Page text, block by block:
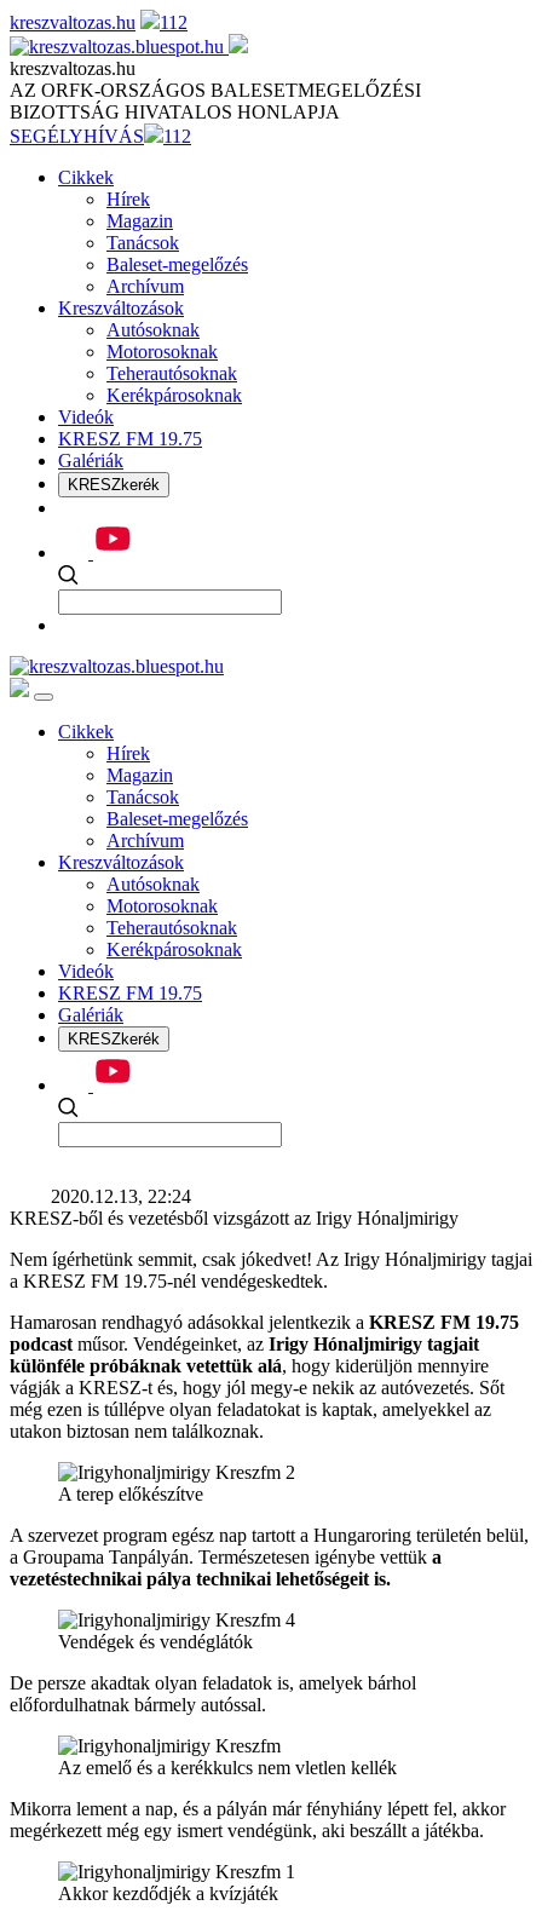
Skip
to
content
kreszvaltozas.hu 112
kreszvaltozas.hu
AZ ORFK-ORSZÁGOS BALESETMEGELŐZÉSI
BIZOTTSÁG HIVATALOS HONLAPJA
SEGÉLYHÍVÁS
112
Cikkek
Hírek
Magazin
Tanácsok
Baleset-megelőzés
Archívum
Kreszváltozások
Autósoknak
Motorosoknak
Teherautósoknak
Kerékpárosoknak
Videók
KRESZ FM 19.75
Galériák
KRESZkerék
Cikkek
Hírek
Magazin
Tanácsok
Baleset-megelőzés
Archívum
Kreszváltozások
Autósoknak
Motorosoknak
Teherautósoknak
Kerékpárosoknak
Videók
KRESZ FM 19.75
Galériák
KRESZkerék
2020.12.13, 22:24
KRESZ-ből és vezetésből vizsgázott az Irigy Hónaljmirigy
Nem ígérhetünk semmit, csak jókedvet! Az Irigy Hónaljmirigy tagjai
a KRESZ FM 19.75-nél vendégeskedtek.
Hamarosan rendhagyó adásokkal jelentkezik a KRESZ FM 19.75
podcast műsor. Vendégeinket, az Irigy Hónaljmirigy tagjait
különféle próbáknak vetettük alá, hogy kiderüljön mennyire
vágják a KRESZ-t és, hogy jól megy-e nekik az autóvezetés. Sőt
még ezen is túllépve olyan feladatokat is kaptak, amelyekkel az
utakon biztosan nem találkoznak.
A terep előkészítve
A szervezet program egész nap tartott a Hungaroring területén belül,
a Groupama Tanpályán. Természetesen igénybe vettük a
vezetéstechnikai pálya technikai lehetőségeit is.
Vendégek és vendéglátók
De persze akadtak olyan feladatok is, amelyek bárhol
előfordulhatnak bármely autóssal.
Az emelő és a kerékkulcs nem vletlen kellék
Mikorra lement a nap, és a pályán már fényhiány lépett fel, akkor
megérkezett még egy ismert vendégünk, aki beszállt a játékba.
Akkor kezdődjék a kvízjáték